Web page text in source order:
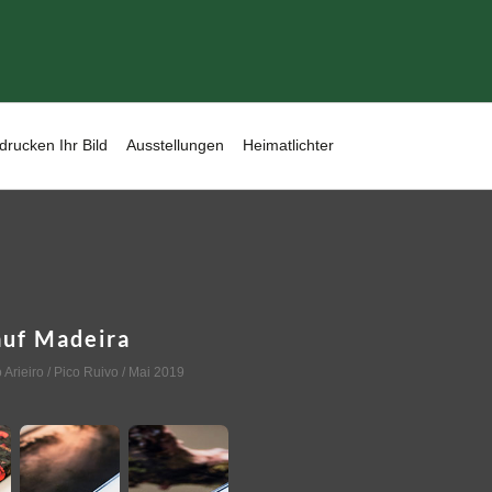
Ihr Bild Ausstellungen Heimatlichter
Madeira
Arieiro / Pico Ruivo / Mai 2019